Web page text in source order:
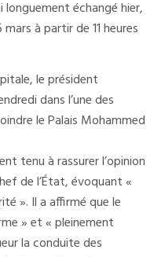
longuement échangé hier,
à partir de 11 heures
le président
dans l’une des
le Palais Mohammed
tenu à rassurer l’opinion
de l’État, évoquant «
». Il a affirmé que le
» et « pleinement
la conduite des